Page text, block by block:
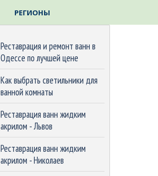
▼
РЕГИОНЫ
Реставрация и ремонт ванн в
Одессе по лучшей цене
Как выбрать светильники для
ванной комнаты
Реставрация ванн жидким
акрилом - Львов
Реставрация ванн жидким
акрилом - Николаев